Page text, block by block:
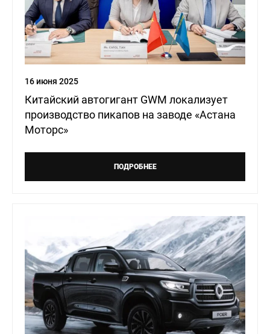
16 июня 2025
Китайский автогигант GWM локализует
производство пикапов на заводе «Астана
Моторс»
ПОДРОБНЕЕ